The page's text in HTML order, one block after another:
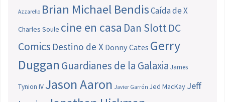
Azzarello Brian Michael BendisCaída de X
Charles Soule cine en casa Dan SlottDC
Comics Destino de X Donny Cates Gerry
Duggan Guardianes de la Galaxia James
Tynion IV Jason Aaron Javier Garrón Jed MacKay Jeff